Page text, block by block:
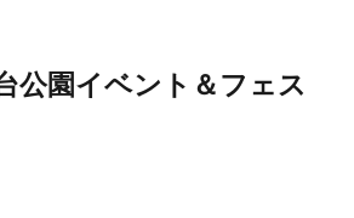
公園イベント＆フェス